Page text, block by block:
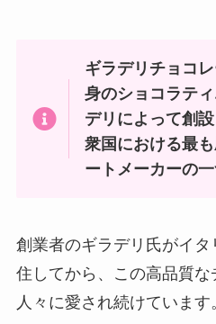
ギラデリチョコ
身のショコラテ
デリによって創
衆国における最
ートメーカーの一
創業者のギラデリ氏がイ
住してから、この高品質
人々に愛され続けています